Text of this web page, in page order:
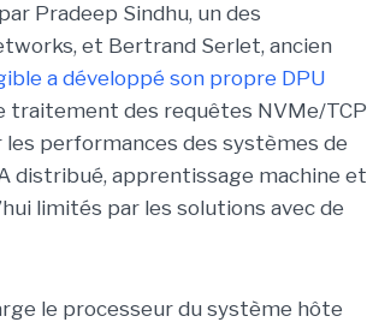
Pradeep Sindhu, un des
et Bertrand Serlet, ancien
a développé son propre DPU
traitement des requêtes NVMe/TCP
les performances des systèmes de
distribué, apprentissage machine et
limités par les solutions avec de
le processeur du système hôte